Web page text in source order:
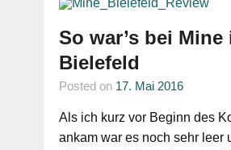
So war’s bei
Bielefeld
Posted on 17. Mai 2016
Als ich kurz vor Beginn des
ankam war es noch sehr leer